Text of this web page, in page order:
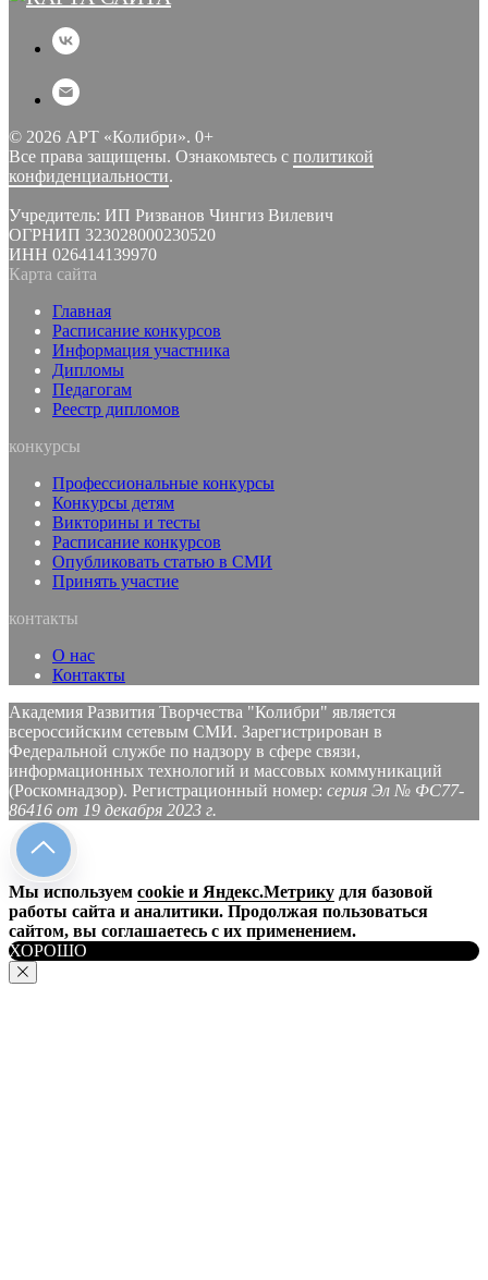
© 2026 АРТ «Колибри». 0+
Все права защищены. Ознакомьтесь с политикой
конфиденциальности.
Учредитель: ИП Ризванов Чингиз Вилевич
ОГРНИП 323028000230520
ИНН 026414139970
Карта сайта
Главная
Расписание конкурсов
Информация участника
Дипломы
Педагогам
Реестр дипломов
конкурсы
Профессиональные конкурсы
Конкурсы детям
Викторины и тесты
Расписание конкурсов
Опубликовать статью в СМИ
Принять участие
контакты
О нас
Контакты
Академия Развития Творчества "Колибри" является
всероссийским сетевым СМИ. Зарегистрирован в
Федеральной службе по надзору в сфере связи,
информационных технологий и массовых коммуникаций
(Роскомнадзор). Регистрационный номер: серия Эл № ФС77-
86416 от 19 декабря 2023 г.
Мы используем cookie и Яндекс.Метрику для базовой
работы сайта и аналитики. Продолжая пользоваться
сайтом, вы соглашаетесь с их применением.
ХОРОШО